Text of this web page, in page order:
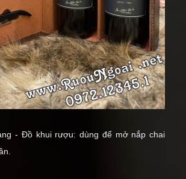
- Đồ khui rượu: dùng để mở nắp chai